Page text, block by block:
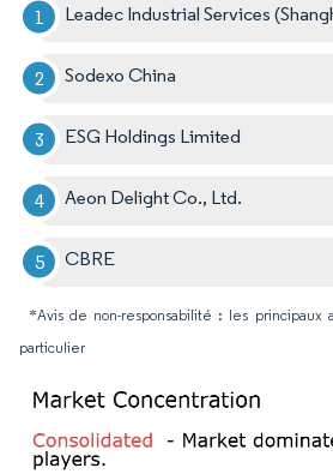
Leadec Industrial Services
Sodexo China
ESG Holdings Limited
Aeon Delight Co., Ltd.
CBRE
*Avis de non-responsabilité : les principaux
particulier